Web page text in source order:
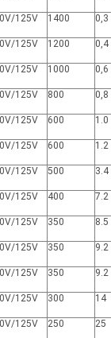
125V 1400 0,3
125V 1200 0,4
125V 1000 0,6
125V 800 0,8
125V 600 1.0
125V 600 1.2
125V 500 3.4
125V 400 7.2
125V 350 8.5
125V 350 9.2
125V 350 9.2
125V 300 14
125V 250 25